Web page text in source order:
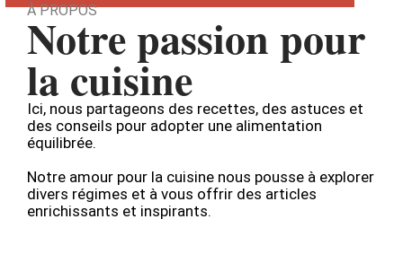
À PROPOS
Notre passion pour
la cuisine
Ici, nous partageons des recettes, des astuces et
des conseils pour adopter une alimentation
équilibrée.
Notre amour pour la cuisine nous pousse à explorer
divers régimes et à vous offrir des articles
enrichissants et inspirants.